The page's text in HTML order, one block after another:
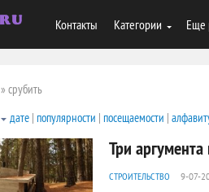
Контакты Категории Еще
» срубить
дате | популярности | посещаемости |
Три
СТРОИТЕЛЬСТВО 9-07-